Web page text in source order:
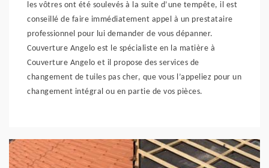
les vôtres ont été soulevés à la suite d’une tempête, il est
conseillé de faire immédiatement appel à un prestataire
professionnel pour lui demander de vous dépanner.
Couverture Angelo est le spécialiste en la matière à
Couverture Angelo et il propose des services de
changement de tuiles pas cher, que vous l’appeliez pour un
changement intégral ou en partie de vos pièces.